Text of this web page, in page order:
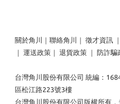
關於角川 ｜ 聯絡角川 ｜ 徵才資訊 ｜
｜ 運送政策 ｜ 退貨政策 ｜ 防詐騙
台灣角川股份有限公司 統編：
區松江路223號3樓
台灣角川股份有限公司版權所有